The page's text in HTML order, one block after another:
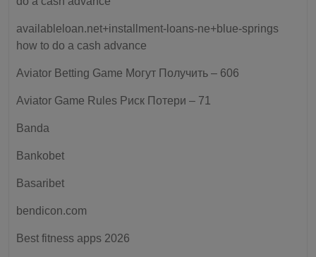
availableloan.net+installment-loans-ne+blue-springs
how to do a cash advance
Aviator Betting Game Могут Получить – 606
Aviator Game Rules Риск Потери – 71
Banda
Bankobet
Basaribet
bendicon.com
Best fitness apps 2026